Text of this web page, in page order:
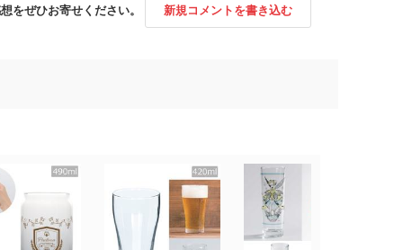
をぜひお寄せください。 新規コメントを書き込む